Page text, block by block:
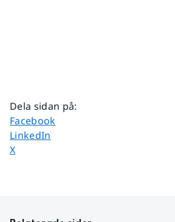
Dela sidan på:
Dela sidan på
Facebook
Dela sidan på
LinkedIn
Dela sidan på
X